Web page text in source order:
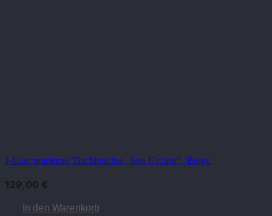
J-Line maritime Tischleuchte „Sea Urchin“, Beige
129,00 €
In den Warenkorb